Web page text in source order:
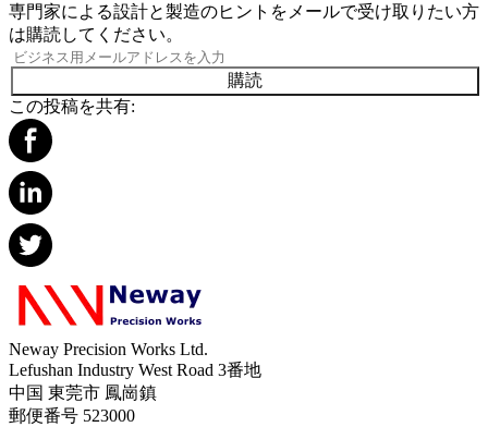
専門家による設計と製造のヒントをメールで受け取りたい方
は購読してください。
購読
この投稿を共有:
Neway Precision Works Ltd.
Lefushan Industry West Road 3番地
中国 東莞市 鳳崗鎮
郵便番号 523000